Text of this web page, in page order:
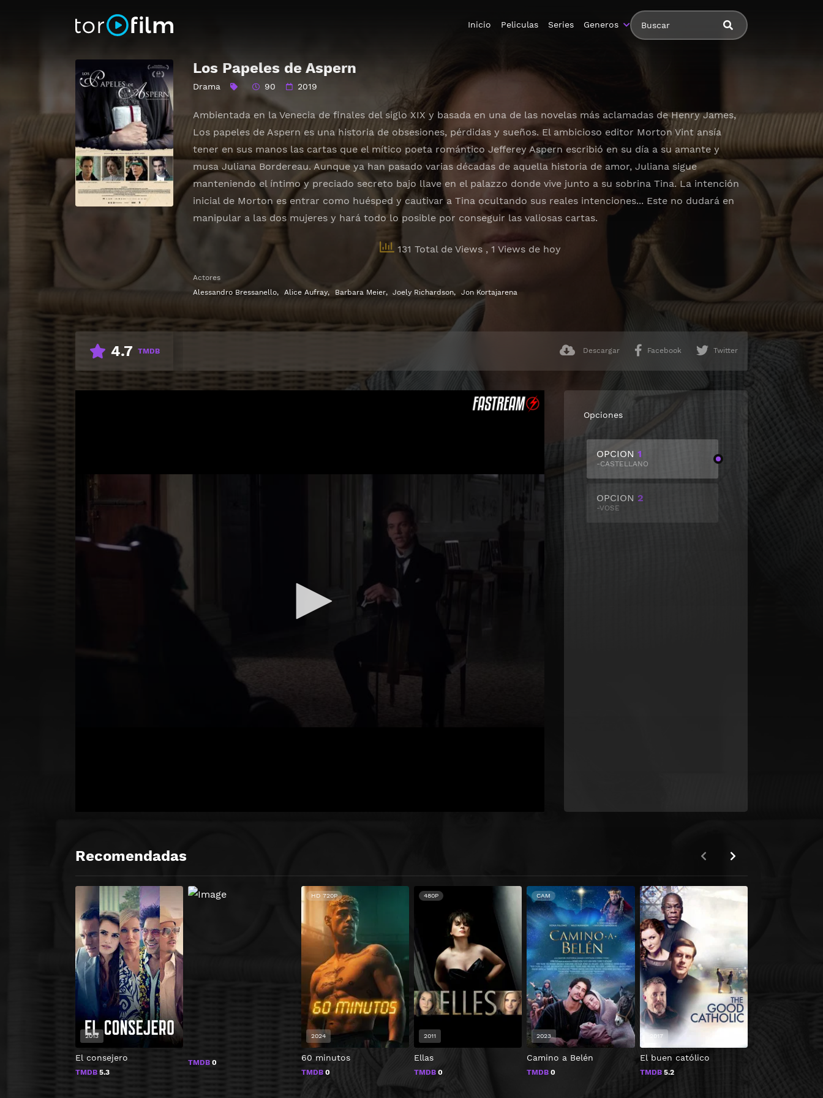
Inicio Peliculas Series Generos
Los Papeles de Aspern
Drama 90 2019
Ambientada en la Venecia de finales del siglo XIX y basada en una de las novelas más aclamadas de Henry James,
Los papeles de Aspern es una historia de obsesiones, pérdidas y sueños. El ambicioso editor Morton Vint ansía
tener en sus manos las cartas que el mítico poeta romántico Jefferey Aspern escribió en su día a su amante y
musa Juliana Bordereau. Aunque ya han pasado varias décadas de aquella historia de amor, Juliana sigue
manteniendo el íntimo y preciado secreto bajo llave en el palazzo donde vive junto a su sobrina Tina. La intención
inicial de Morton es entrar como huésped y cautivar a Tina ocultando sus reales intenciones... Este no dudará en
manipular a las dos mujeres y hará todo lo posible por conseguir las valiosas cartas.
131 Total de Views , 1 Views de hoy
Actores
Alessandro Bressanello, Alice Aufray, Barbara Meier, Joely Richardson, Jon Kortajarena
4.7 TMDB Descargar Facebook Twitter
Opciones
OPCION 1
-CASTELLANO
OPCION 2
-VOSE
Recomendadas
El consejero
TMDB 5.3
2013
TMDB 0 60 minutos
TMDB0
HD 720P
2024
Ellas
TMDB0
480P
2011
Camino a Belén
TMDB 0
CAM
2023
El buen católico
TMDB5.2
2017